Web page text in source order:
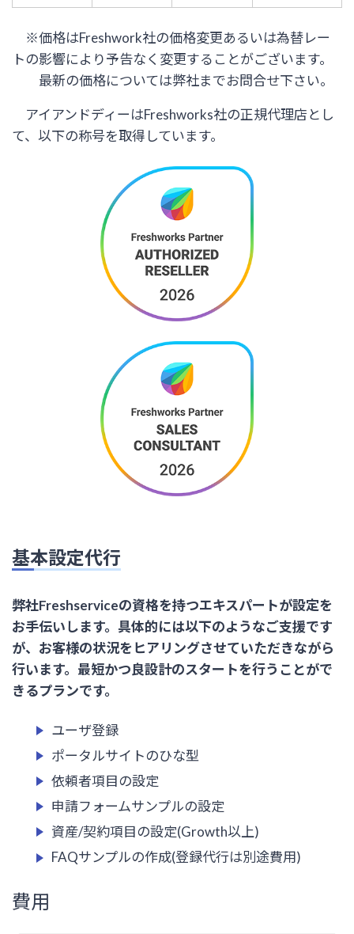
※価格はFreshwork社の価格変更あるいは為替レー
トの影響により予告なく変更することがございます。
最新の価格については弊社までお問合せ下さい。
アイアンドディーはFreshworks社の正規代理店とし
て、以下の称号を取得しています。
基本設定代行
弊社Freshserviceの資格を持つエキスパートが設定を
お手伝いします。具体的には以下のようなご支援です
が、お客様の状況をヒアリングさせていただきながら
行います。最短かつ良設計のスタートを行うことがで
きるプランです。
ユーザ登録
ポータルサイトのひな型
依頼者項目の設定
申請フォームサンプルの設定
資産/契約項目の設定(Growth以上)
FAQサンプルの作成(登録代行は別途費用)
費用